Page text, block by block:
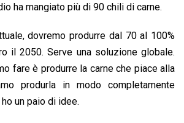
ha mangiato più di 90 chili di carne.
dovremo produrre dal 70 al 100%
il 2050. Serve una soluzione globale.
fare è produrre la carne che piace alla
produrla in modo completamente
un paio di idee.